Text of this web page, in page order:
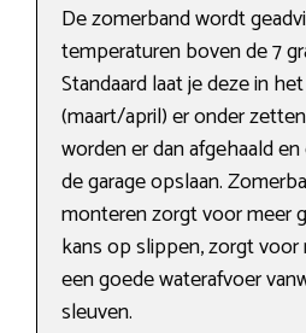
De zomerband wordt
temperaturen boven de 7
Standaard laat je deze in
(maart/april) er onder
worden er dan afgehaald
de garage opslaan.
monteren zorgt voor meer
kans op slippen, zorgt voor
een goede waterafvoer
sleuven.